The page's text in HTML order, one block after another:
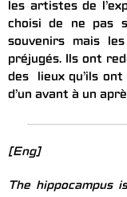
les artistes de
choisi de ne pas
souvenirs mais
préjugés. Ils ont
des lieux qu’ils
d’un avant à un
[Eng]
The hippocampus